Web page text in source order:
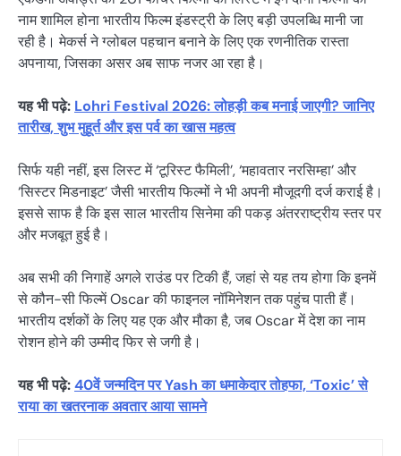
नाम शामिल होना भारतीय फिल्म इंडस्ट्री के लिए बड़ी उपलब्धि मानी जा
रही है। मेकर्स ने ग्लोबल पहचान बनाने के लिए एक रणनीतिक रास्ता
अपनाया, जिसका असर अब साफ नजर आ रहा है।
यह भी पढ़े: Lohri Festival 2026: लोहड़ी कब मनाई जाएगी? जानिए
तारीख, शुभ मुहूर्त और इस पर्व का खास महत्व
सिर्फ यही नहीं, इस लिस्ट में ‘टूरिस्ट फैमिली’, ‘महावतार नरसिम्हा’ और
‘सिस्टर मिडनाइट’ जैसी भारतीय फिल्मों ने भी अपनी मौजूदगी दर्ज कराई है।
इससे साफ है कि इस साल भारतीय सिनेमा की पकड़ अंतरराष्ट्रीय स्तर पर
और मजबूत हुई है।
अब सभी की निगाहें अगले राउंड पर टिकी हैं, जहां से यह तय होगा कि इनमें
से कौन-सी फिल्में Oscar की फाइनल नॉमिनेशन तक पहुंच पाती हैं।
भारतीय दर्शकों के लिए यह एक और मौका है, जब Oscar में देश का नाम
रोशन होने की उम्मीद फिर से जगी है।
यह भी पढ़े:40वें जन्मदिन पर Yash का धमाकेदार तोहफा, ‘Toxic’ से
राया का खतरनाक अवतार आया सामने